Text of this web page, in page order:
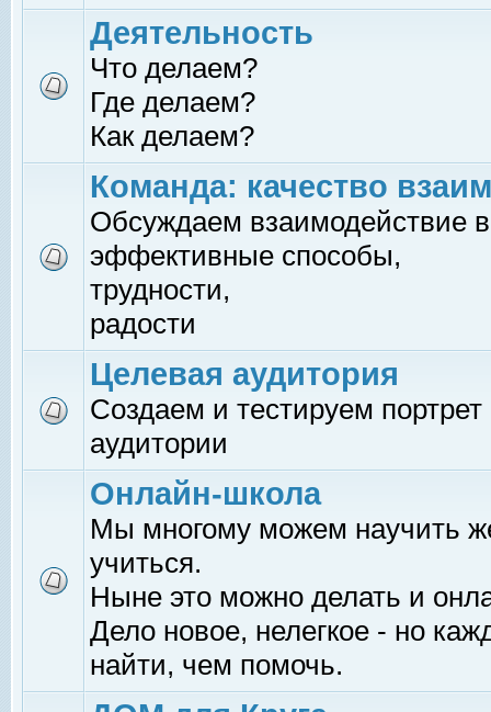
Деятельность
Что делаем?
Где делаем?
Как делаем?
Команда: качество
Обсуждаем взаимодействие
эффективные способы,
трудности,
радости
Целевая аудитория
Создаем и тестируем
аудитории
Онлайн-школа
Мы многому можем научить
учиться.
Ныне это можно делать и
Дело новое, нелегкое - но
найти, чем помочь.